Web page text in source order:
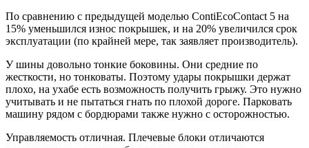
По сравнению с предыдущей моделью ContiEcoContact 5 на
15% уменьшился износ покрышек, и на 20% увеличился срок
эксплуатации (по крайней мере, так заявляет производитель).
У шины довольно тонкие боковины. Они средние по
жесткости, но тонковаты. Поэтому удары покрышки держат
плохо, на ухабе есть возможность получить грыжу. Это нужно
учитывать и не пытаться гнать по плохой дороге. Парковать
машину рядом с бордюрами также нужно с осторожностью.
Управляемость отличная. Плечевые блоки отличаются